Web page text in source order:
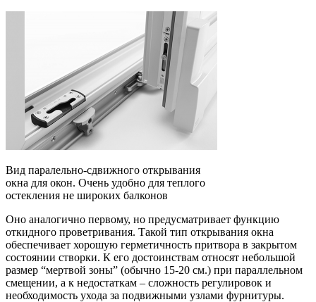
Вид паралельно-сдвижного открывания
окна для окон. Очень удобно для теплого
остекления не широких балконов
Оно аналогично первому, но предусматривает функцию
откидного проветривания. Такой тип открывания окна
обеспечивает хорошую герметичность притвора в закрытом
состоянии створки. К его достоинствам относят небольшой
размер “мертвой зоны” (обычно 15-20 см.) при параллельном
смещении, а к недостаткам – сложность регулировок и
необходимость ухода за подвижными узлами фурнитуры.